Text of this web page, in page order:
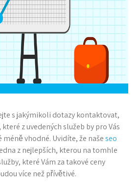
s jakýmikoli dotazy kontaktovat,
z uvedených služeb by pro Vás
vhodné. Uvidíte, že našeseo
z nejlepších, kterou na tomhle
které Vám za takové ceny
více než přívětivé.